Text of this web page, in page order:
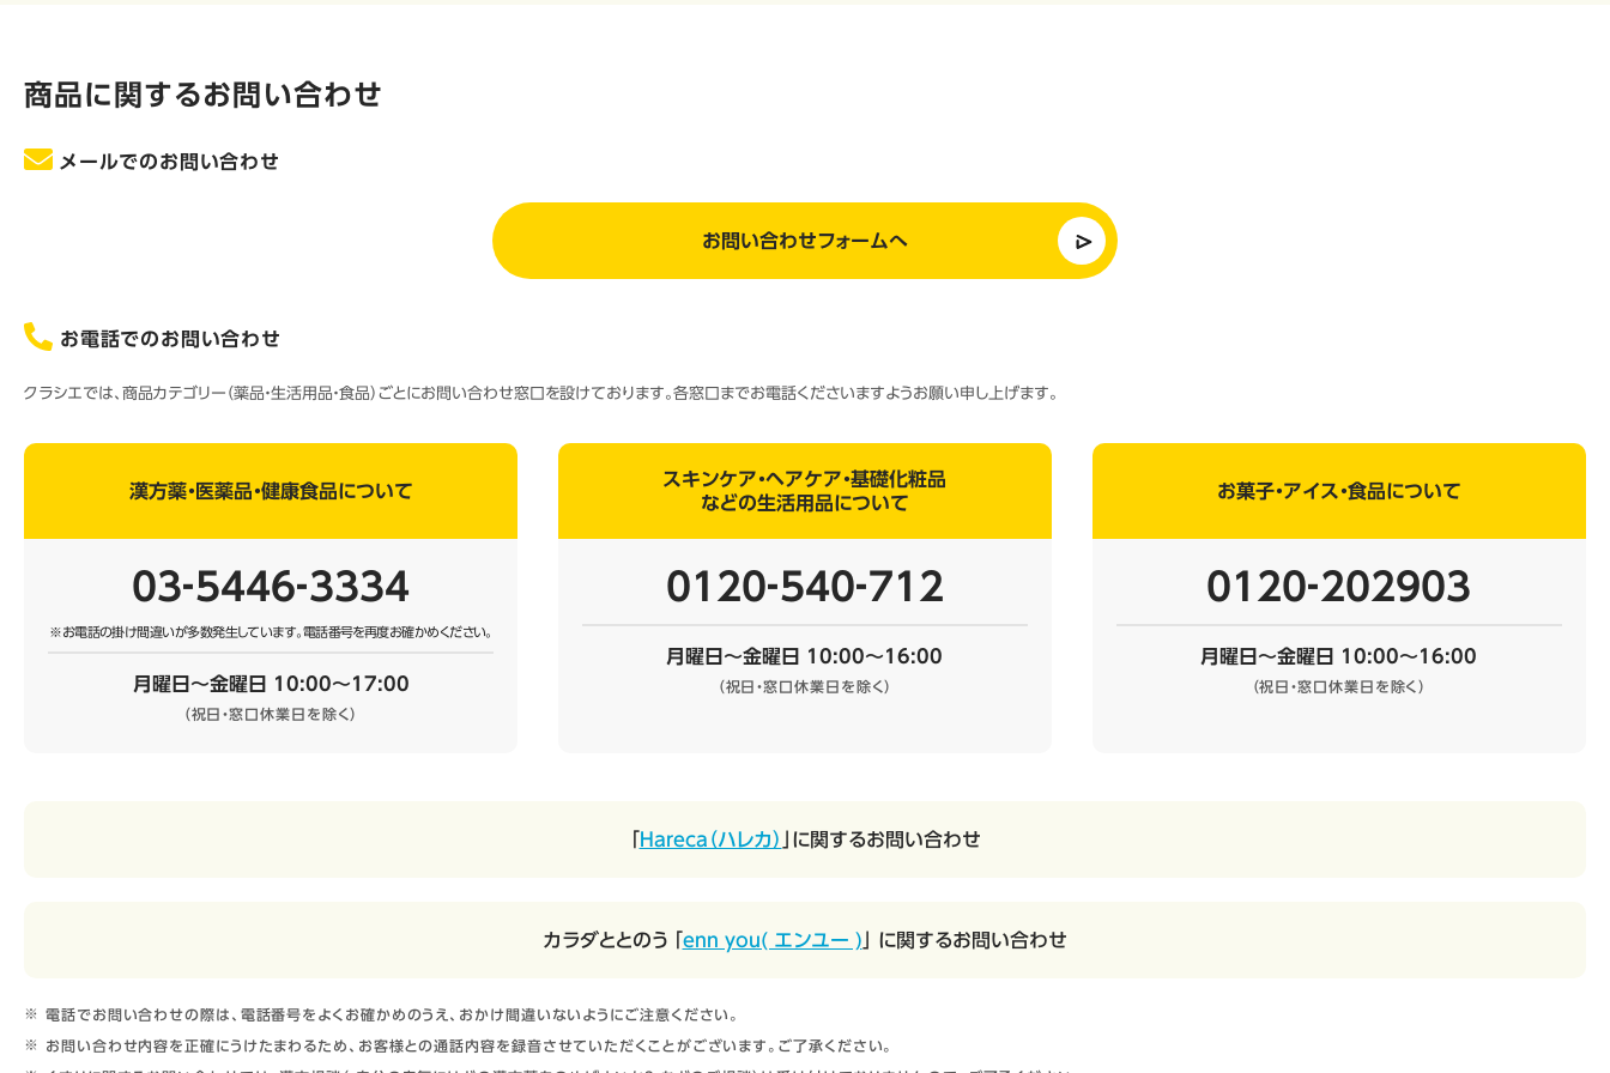
商品に関するお問い合わせ
メールでのお問い合わせ
お問い合わせフォームへ
お電話でのお問い合わせ
クラシエでは、商品カテゴリー（薬品・生活用品・食品）ごとにお問い合わせ窓口を設けております。各窓口までお電話くださいますようお願い申し上げます。
漢方薬・医薬品・健康食品について
03‐5446‐3334
※お電話の掛け間違いが多数発生しています。電話番号を再度お確かめください。
月曜日～金曜日 10:00～17:00
（祝日・窓口休業日を除く）
スキンケア・ヘアケア・基礎化粧品
などの生活用品について
0120‐540‐712
月曜日～金曜日 10:00～16:00
（祝日・窓口休業日を除く）
お菓子・アイス・食品について
0120‐202903
月曜日～金曜日 10:00～16:00
（祝日・窓口休業日を除く）
Hareca（ハレカ） 」に関するお問い合わせ
カラダととのう 「 enn you( エンユー ) 」 に関するお問い合わせ
電話でお問い合わせの際は、電話番号をよくお確かめのうえ、おかけ間違いないようにご注意ください。
お問い合わせ内容を正確にうけたまわるため、お客様との通話内容を録音させていただくことがございます。ご了承ください。